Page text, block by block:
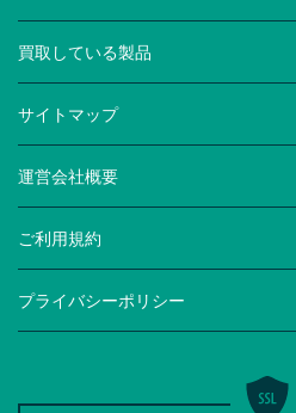
買取している製品
サイトマップ
運営会社概要
ご利用規約
プライバシーポリシー